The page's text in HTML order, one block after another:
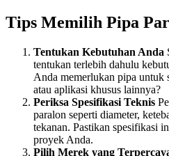
Tips Memilih Pipa
Tentukan Kebutuhan Anda
tentukan terlebih dahulu
Anda memerlukan pipa untuk
atau aplikasi khusus lainnya?
Periksa Spesifikasi Teknis
paralon seperti diameter,
tekanan. Pastikan spesifikasi
proyek Anda.
Pilih Merek yang